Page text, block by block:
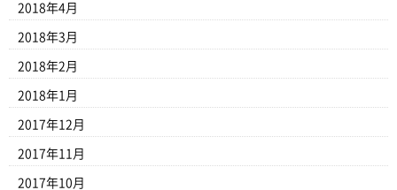
2018年4月
2018年3月
2018年2月
2018年1月
2017年12月
2017年11月
2017年10月